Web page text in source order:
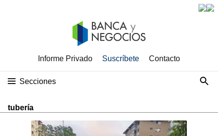
Informe Privado Suscríbete Contacto
Secciones
tubería